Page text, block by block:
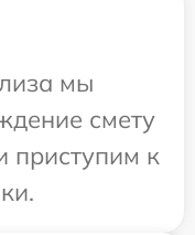
мы
смету
приступим к